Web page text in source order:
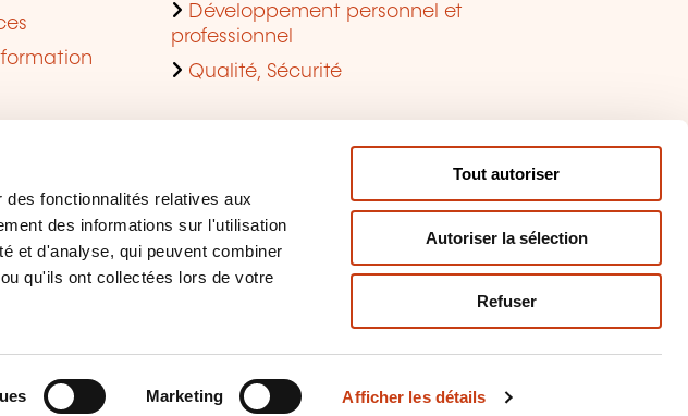
fonctionnalités relatives aux
des informations sur l'utilisation
et d'analyse, qui peuvent combiner
qu'ils ont collectées lors de votre
Marketing Afficher les détails
Tout autoriser
Autoriser la sélection
Refuser
Développement personnel et
professionnel
Qualité, Sécurité